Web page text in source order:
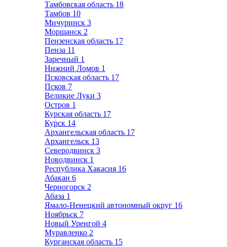
Тамбовская область 18
Тамбов 10
Мичуринск 3
Моршанск 2
Пензенская область 17
Пенза 11
Заречный 1
Нижний Ломов 1
Псковская область 17
Псков 7
Великие Луки 3
Остров 1
Курская область 17
Курск 14
Архангельская область 17
Архангельск 13
Северодвинск 3
Новодвинск 1
Республика Хакасия 16
Абакан 6
Черногорск 2
Абаза 1
Ямало-Ненецкий автономный округ 16
Ноябрьск 7
Новый Уренгой 4
Муравленко 2
Курганская область 15